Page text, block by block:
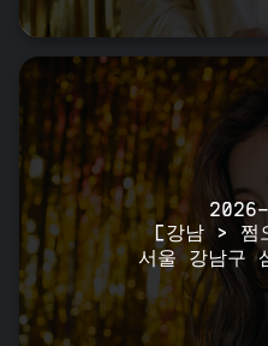
[강남 > 쩜
서울 강남구